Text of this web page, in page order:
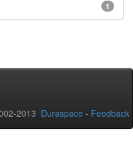
1
2013 Duraspace - Feedback